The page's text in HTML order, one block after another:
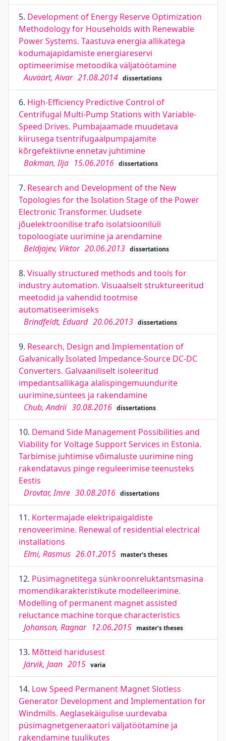
5. Development of Energy Reserve Optimization
Methodology for Households with Renewable
Power Systems. Taastuva energia allikatega
kodumajapidamiste energiareservi
optimeerimise metoodika väljatöötamine
Auväärt, Aivar 21.08.2014 dissertations
6. High-Efficiency Predictive Control of
Centrifugal Multi-Pump Stations with Variable-
Speed Drives. Pumbajaamade muudetava
kiirusega tsentrifugaalpumpajamite
kõrgefektiivne ennetav juhtimine
Bakman, Ilja 15.06.2016 dissertations
7. Research and Development of the New
Topologies for the Isolation Stage of the Power
Electronic Transformer. Uudsete
jõuelektroonilise trafo isolatsioonilüli
topoloogiate uurimine ja arendamine
Beldjajev, Viktor 20.06.2013 dissertations
8. Visually structured methods and tools for
industry automation. Visuaalselt struktureeritud
meetodid ja vahendid tootmise
automatiseerimiseks
Brindfeldt, Eduard 20.06.2013 dissertations
9. Research, Design and Implementation of
Galvanically Isolated Impedance-Source DC-DC
Converters. Galvaaniliselt isoleeritud
impedantsallikaga alalispingemuundurite
uurimine,süntees ja rakendamine
Chub, Andrii 30.08.2016 dissertations
10. Demand Side Management Possibilities and
Viability for Voltage Support Services in Estonia.
Tarbimise juhtimise võimaluste uurimine ning
rakendatavus pinge reguleerimise teenusteks
Eestis
Drovtar, Imre 30.08.2016 dissertations
11. Kortermajade elektripaigaldiste
renoveerimine. Renewal of residential electrical
installations
Elmi, Rasmus 26.01.2015 master's theses
12. Püsimagnetitega sünkroonreluktantsmasina
momendikarakteristikute modelleerimine.
Modelling of permanent magnet assisted
reluctance machine torque characteristics
Johanson, Ragnar 12.06.2015 master's theses
13. Mõtteid haridusest
Järvik, Jaan 2015 varia
14. Low Speed Permanent Magnet Slotless
Generator Development and Implementation for
Windmills. Aeglasekäigulise uurdevaba
püsimagnetgeneraatori väljatöötamine ja
rakendamine tuulikutes